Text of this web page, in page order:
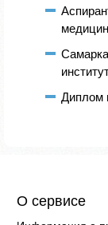
Диплом
О сервисе